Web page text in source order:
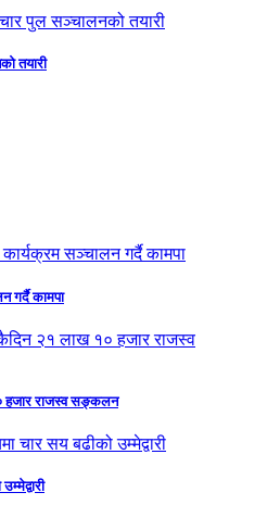
तयारी
गर्दै कामपा
हजार राजस्व सङ्कलन